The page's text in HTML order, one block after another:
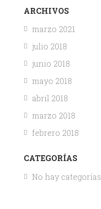
ARCHIVOS
marzo 2021
julio 2018
junio 2018
mayo 2018
abril 2018
marzo 2018
febrero 2018
CATEGORÍAS
No hay categorías